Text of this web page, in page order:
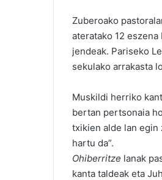
Zuberoako
ateratako 12
jendeak. Pariseko
sekulako arrakasta
Muskildi herriko
bertan pertsonaia
txikien alde lan egin
hartu da”.
Ohiberritze lanak
kanta taldeak eta